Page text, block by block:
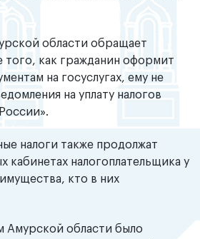
области обращает
того, как гражданин оформит
на госуслугах, ему не
на уплату налогов
налоги также продолжат
кабинетах налогоплательщика у
кто в них
Амурской области было